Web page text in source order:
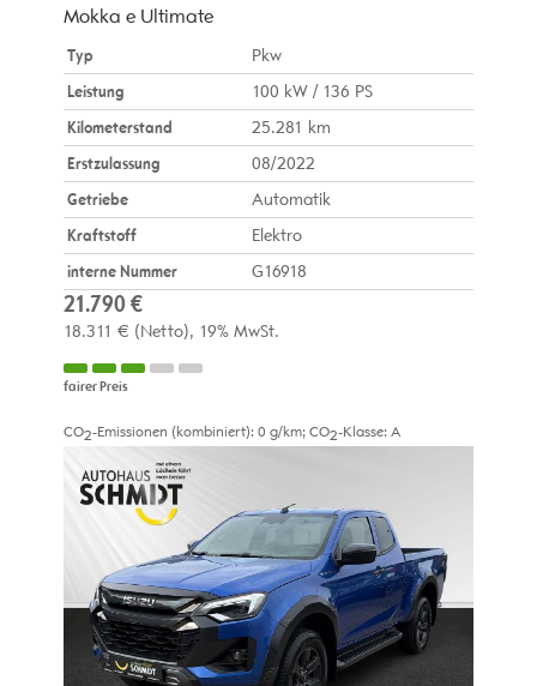
Mokka e Ultimate
Typ
Pkw
Leistung
100 kW / 136 PS
Kilometerstand
25.281 km
Erstzulassung
08/2022
Getriebe
Automatik
Kraftstoff
Elektro
interne Nummer
G16918
21.790 €
18.311 € (Netto) 19% MwSt.
fairer Preis
CO2-Emissionen (kombiniert): 0 g/km; CO2-Klasse: A